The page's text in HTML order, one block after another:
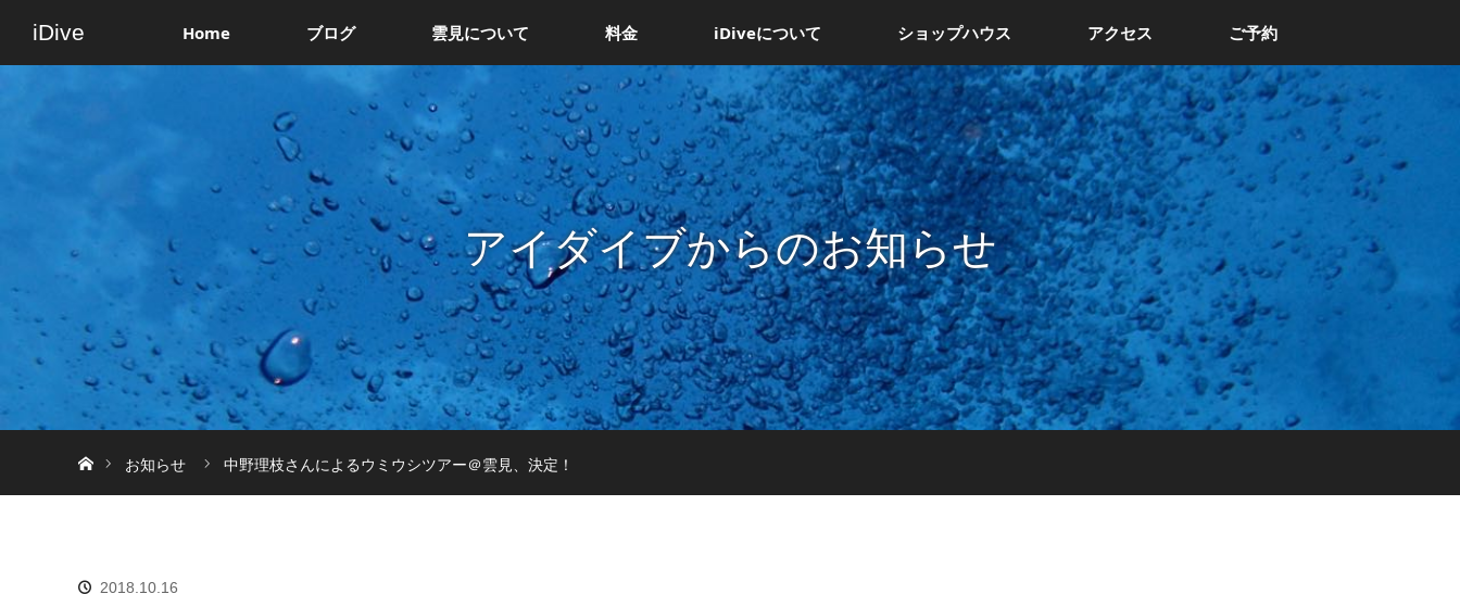
iDive Home ブログ 雲見について 料金 iDiveについて ショップハウス アクセス ご予約
アイダイブからのお知らせ
お知らせ
中野理枝さんによるウミウシツアー＠雲見、決定！
2018.10.16